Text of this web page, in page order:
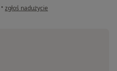
• w opinii użytkownika ta
zgłoś nadużycie